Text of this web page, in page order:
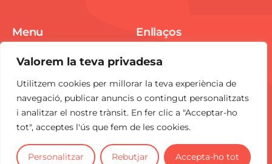
Valorem la teva privadesa
Utilitzem cookies per millorar la teva experiència de
navegació, publicar anuncis o contingut personalitzats
i analitzar el nostre trànsit. En fer clic a "Acceptar-ho
tot", acceptes l'ús que fem de les cookies.
Personalitzar Rebutjar Accepta-ho tot
Menu
Notícies
Contacte
Enllaços
Política de
Privacitat
CoNNecta és una iniciativa delCSC.